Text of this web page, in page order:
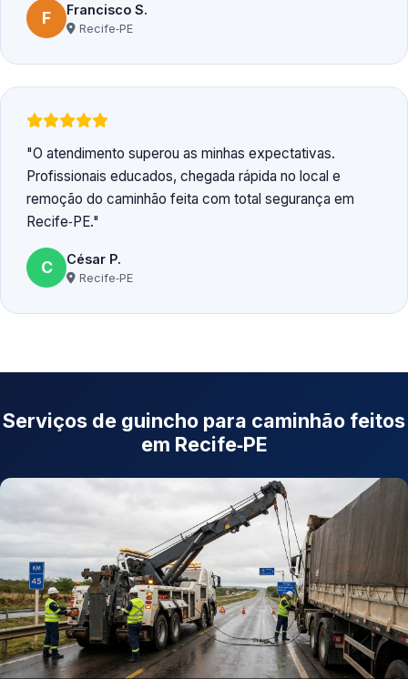
F Francisco S.
Recife‑PE
O atendimento superou as minhas expectativas.
Profissionais educados, chegada rápida no local e
remoção do caminhão feita com total segurança em
Recife‑PE.
C César P.
Recife‑PE
Serviços de guincho para caminhão feitos
em Recife‑PE